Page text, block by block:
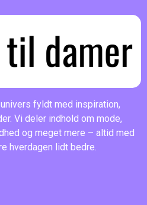
fyldt med inspiration,
Vi deler indhold om mode,
og meget mere – altid med
hverdagen lidt bedre.